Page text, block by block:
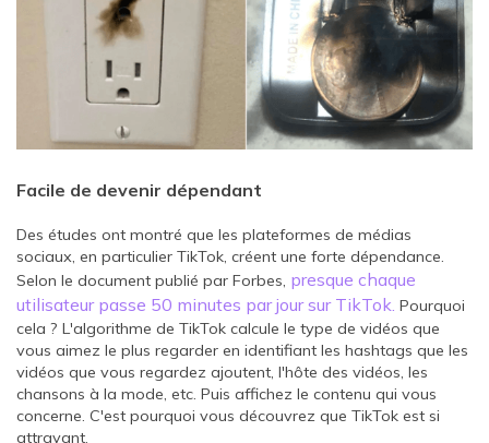
Facile de devenir dépendant
Des études ont montré que les plateformes de médias
sociaux, en particulier TikTok, créent une forte dépendance.
Selon le document publié par Forbes, presque chaque
utilisateur passe 50 minutes par jour sur TikTok. Pourquoi
cela ? L'algorithme de TikTok calcule le type de vidéos que
vous aimez le plus regarder en identifiant les hashtags que les
vidéos que vous regardez ajoutent, l'hôte des vidéos, les
chansons à la mode, etc. Puis affichez le contenu qui vous
concerne. C'est pourquoi vous découvrez que TikTok est si
attrayant.